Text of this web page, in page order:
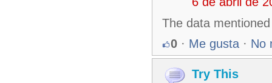
The data
0 · Me gusta · No
Try This